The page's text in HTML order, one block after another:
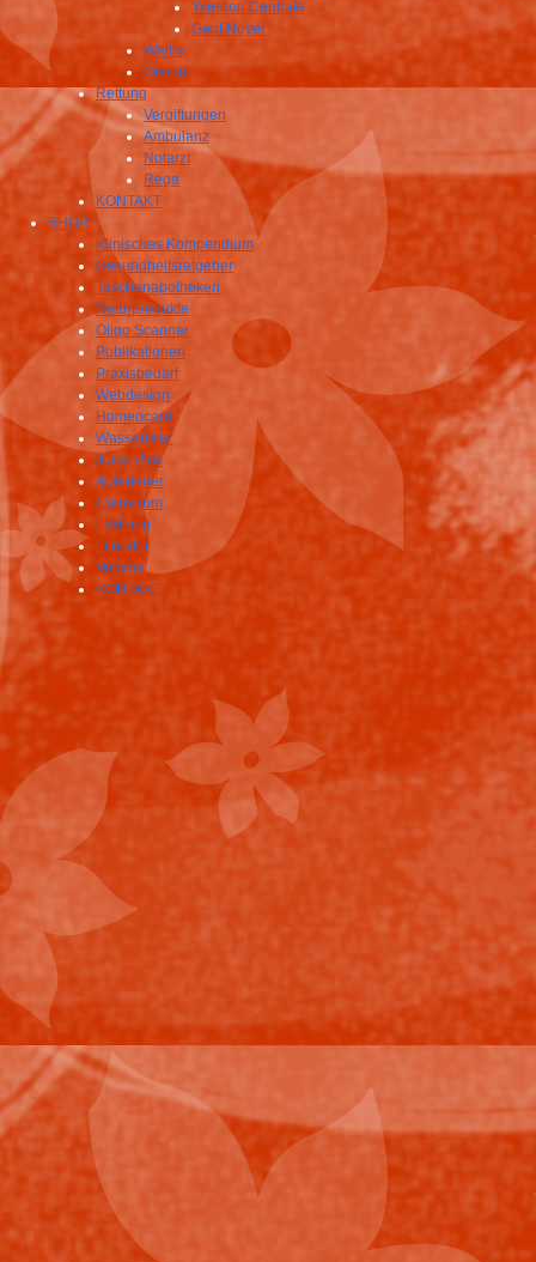
Yverdon Centrale
Genf Noyer
Wallis
Online
Rettung
Vergiftungen
Ambulanz
Notarzt
Rega
KONTAKT
SHOP
Klinisches Kompendium
Gesundheitsratgeber
Taschenapotheken
Naturprodukte
Oligo Scanner
Publikationen
Praxisbedarf
Webdesign
Homeocard
Wasserfilter
Juice Plus
Adlerfeder
Colostrum
Earthing
Literatur
Vemma
KONTAKT